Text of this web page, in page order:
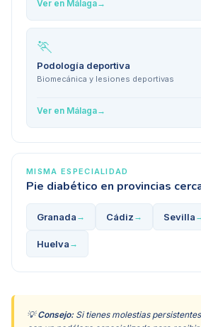
Ver en Málaga→
🏃
Podología deportiva
Biomecánica y lesiones deportivas
Ver en Málaga→
MISMA ESPECIALIDAD
Pie diabético en provincias
Granada → Cádiz → Sevilla
Huelva →
💡Consejo:Si tienes molestias